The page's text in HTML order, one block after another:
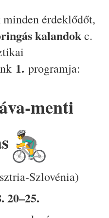
érdeklődőt,
kalandokc.
1. programja:
menti
Szlovénia)
20–25.